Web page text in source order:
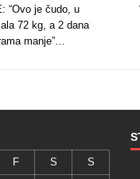
“Ovo je čudo, u
72 kg, a 2 dana
manje”…
F S S